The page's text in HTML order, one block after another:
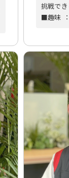
挑戦で
■趣味